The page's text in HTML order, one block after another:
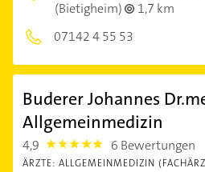
(Bietigheim)
1,7 km
07142 4 55 53
Buderer Johannes
Allgemeinmedizin
4,9 4.9 6 Bewertungen
ÄRZTE: ALLGEMEINMEDIZIN